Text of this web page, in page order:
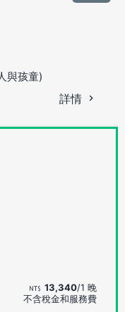
與孩童)
詳情
13,340/1 晚
不含稅金和服務費